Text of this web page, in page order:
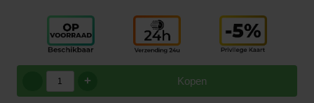
Kopen
+